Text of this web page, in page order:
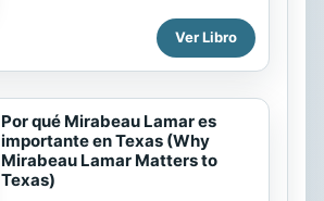
Ver Libro
Por qué Mirabeau Lamar es
importante en Texas (Why
Mirabeau Lamar Matters to
Texas)